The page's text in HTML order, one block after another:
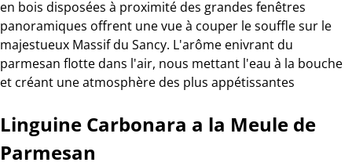
en bois disposées à proximité des grandes fenêtres
panoramiques offrent une vue à couper le souffle sur le
majestueux Massif du Sancy. L'arôme enivrant du
parmesan flotte dans l'air, nous mettant l'eau à la bouche
et créant une atmosphère des plus appétissantes
Linguine Carbonara a la Meule de
Parmesan